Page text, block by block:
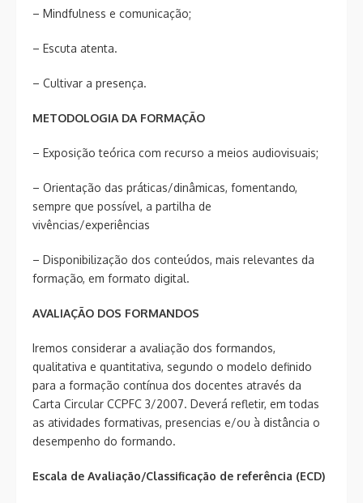
– Mindfulness e comunicação;
– Escuta atenta.
– Cultivar a presença.
METODOLOGIA DA FORMAÇÃO
– Exposição teórica com recurso a meios audiovisuais;
– Orientação das práticas/dinâmicas, fomentando,
sempre que possível, a partilha de
vivências/experiências
– Disponibilização dos conteúdos, mais relevantes da
formação, em formato digital.
AVALIAÇÃO DOS FORMANDOS
Iremos considerar a avaliação dos formandos,
qualitativa e quantitativa, segundo o modelo definido
para a formação contínua dos docentes através da
Carta Circular CCPFC 3/2007. Deverá refletir, em todas
as atividades formativas, presencias e/ou à distância o
desempenho do formando.
Escala de Avaliação/Classificação de referência (ECD)